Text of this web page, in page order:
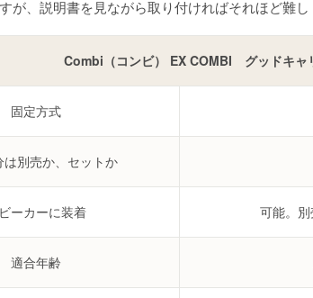
が、説明書を見ながら取り付ければそれほど難し
Combi（コンビ） EX COMBI グッドキャ
固定方式
は別売か、セットか
ーカーに装着 可能。
適合年齢